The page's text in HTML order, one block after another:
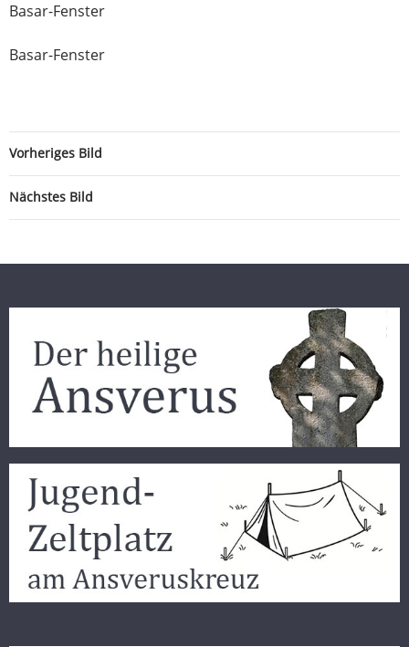
Basar-Fenster
Basar-Fenster
Vorheriges Bild
Nächstes Bild